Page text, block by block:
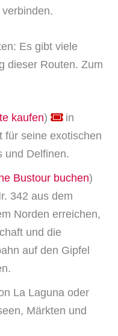
Es gibt viele
dieser Routen. Zum
kaufen)
in
für seine exotischen
und Delfinen.
Bustour buchen)
342 aus dem
Norden erreichen,
und die
auf den Gipfel
La Laguna oder
Märkten und